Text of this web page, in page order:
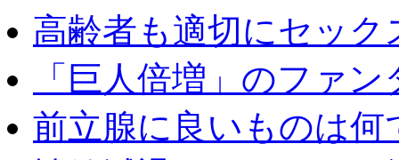
高齢者も適切にセック
「巨人倍増」のファ
前立腺に良いものは何